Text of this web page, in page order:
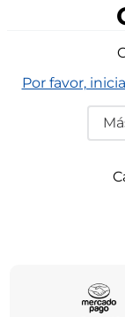
Por favor,